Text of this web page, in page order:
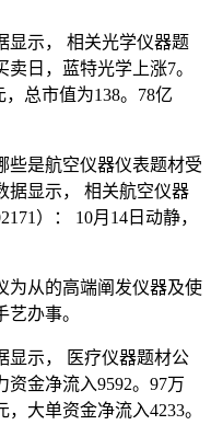
示， 相关光学仪器题
日，蓝特光学上涨7。
总市值为138。78亿
是航空仪器仪表题材受
据显示， 相关航空仪器
）： 10月14日动静，
从的高端阐发仪器及使
办事。
示， 医疗仪器题材公
资金净流入9592。97万
大单资金净流入4233。